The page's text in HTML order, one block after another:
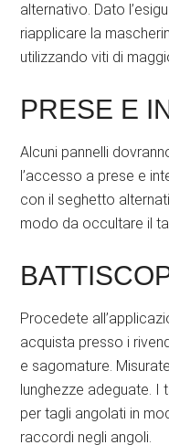
alternativo. Dato
riapplicare la
utilizzando viti di
PRESE E
Alcuni pannelli
l’accesso a prese e
con il seghetto
modo da occultare il
Procedete
acquista presso i
e sagomature.
lunghezze adeguate. I
per tagli angolati in
raccordi negli angoli.